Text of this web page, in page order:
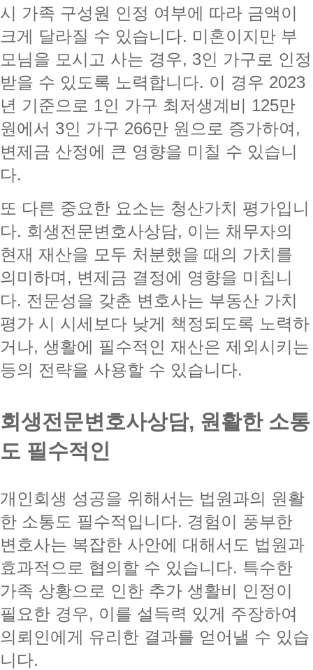
시 가족 구성원 인정 여부에 따라 금액이
크게 달라질 수 있습니다. 미혼이지만 부
모님을 모시고 사는 경우, 3인 가구로 인정
받을 수 있도록 노력합니다. 이 경우 2023
년 기준으로 1인 가구 최저생계비 125만
원에서 3인 가구 266만 원으로 증가하여,
변제금 산정에 큰 영향을 미칠 수 있습니
다.
또 다른 중요한 요소는 청산가치 평가입니
다. 회생전문변호사상담, 이는 채무자의
현재 재산을 모두 처분했을 때의 가치를
의미하며, 변제금 결정에 영향을 미칩니
다. 전문성을 갖춘 변호사는 부동산 가치
평가 시 시세보다 낮게 책정되도록 노력하
거나, 생활에 필수적인 재산은 제외시키는
등의 전략을 사용할 수 있습니다.
회생전문변호사상담, 원활한 소통
도 필수적인
개인회생 성공을 위해서는 법원과의 원활
한 소통도 필수적입니다. 경험이 풍부한
변호사는 복잡한 사안에 대해서도 법원과
효과적으로 협의할 수 있습니다. 특수한
가족 상황으로 인한 추가 생활비 인정이
필요한 경우, 이를 설득력 있게 주장하여
의뢰인에게 유리한 결과를 얻어낼 수 있습
니다.